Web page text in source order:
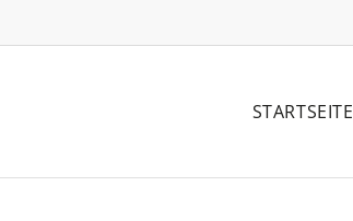
STARTSEITE